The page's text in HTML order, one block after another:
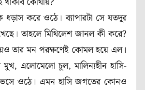
ধড়াস করে ওঠে। ব্যাপারটা সে যতদূর
তাহলে মিথিলেশ জানল কী করে?
তার মন পরক্ষণেই কোমল হয়ে এল।
মুখ, এলোমেলো চুল, মালিন্যহীন হাসি-
ওঠে। এমন হাসি জগতের কোনও